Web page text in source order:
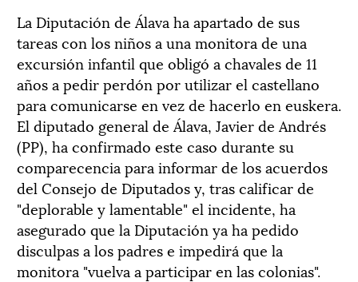
La Diputación de Álava ha apartado de sus
tareas con los niños a una monitora de una
excursión infantil que obligó a chavales de 11
años a pedir perdón por utilizar el castellano
para comunicarse en vez de hacerlo en euskera.
El diputado general de Álava, Javier de Andrés
(PP), ha confirmado este caso durante su
comparecencia para informar de los acuerdos
del Consejo de Diputados y, tras calificar de
"deplorable y lamentable" el incidente, ha
asegurado que la Diputación ya ha pedido
disculpas a los padres e impedirá que la
monitora "vuelva a participar en las colonias".